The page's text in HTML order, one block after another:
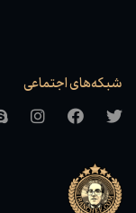
شبکه‌های اجتماعی